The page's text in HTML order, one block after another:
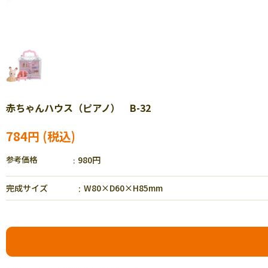
赤ちゃんハウス（ピアノ） B-32
784円
参考価格 980円
完成サイズ W80×D60×H85mm